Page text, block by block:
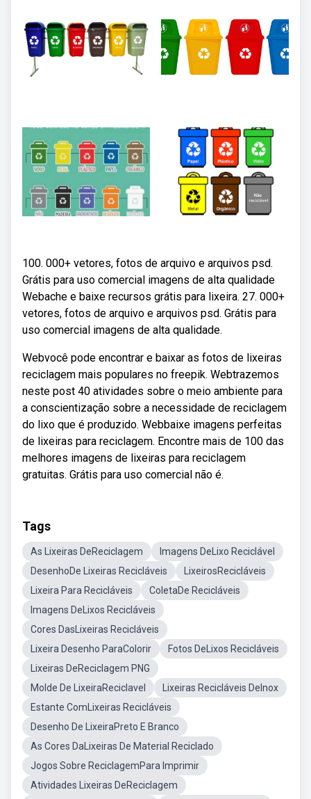
100. 000+ vetores, fotos de arquivo e arquivos psd.
Grátis para uso comercial imagens de alta qualidade
Webache e baixe recursos grátis para lixeira. 27. 000+
vetores, fotos de arquivo e arquivos psd. Grátis para
uso comercial imagens de alta qualidade.
Webvocê pode encontrar e baixar as fotos de lixeiras
reciclagem mais populares no freepik. Webtrazemos
neste post 40 atividades sobre o meio ambiente para
a conscientização sobre a necessidade de reciclagem
do lixo que é produzido. Webbaixe imagens perfeitas
de lixeiras para reciclagem. Encontre mais de 100 das
melhores imagens de lixeiras para reciclagem
gratuitas. Grátis para uso comercial não é.
Tags
As Lixeiras DeReciclagem
Imagens DeLixo Reciclável
DesenhoDe Lixeiras Recicláveis
LixeirosRecicláveis
Lixeira Para Recicláveis
ColetaDe Recicláveis
Imagens DeLixos Recicláveis
Cores DasLixeiras Recicláveis
Lixeira Desenho ParaColorir
Fotos DeLixos Recicláveis
Lixeiras DeReciclagem PNG
Molde De LixeiraReciclavel
Lixeiras Recicláveis DeInox
Estante ComLixeiras Recicláveis
Desenho De LixeiraPreto E Branco
As Cores DaLixeiras De Material Reciclado
Jogos Sobre ReciclagemPara Imprimir
Atividades Lixeiras DeReciclagem